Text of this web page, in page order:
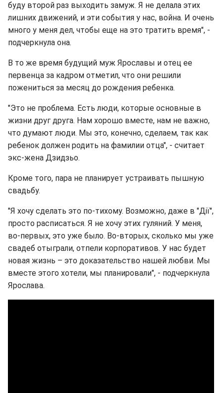
буду второй раз выходить замуж. Я не делала этих
лишних движений, и эти события у нас, война. И очень
много у меня дел, чтобы еще на это тратить время", -
подчеркнула она.
В то же время будущий муж Ярославы и отец ее
первенца за кадром отметил, что они решили
пожениться за месяц до рождения ребенка.
"Это не проблема. Есть люди, которые основные в
жизни друг друга. Нам хорошо вместе, нам не важно,
что думают люди. Мы это, конечно, сделаем, так как
ребенок должен родить на фамилии отца", - считает
экс-жена Дзидзьо.
Кроме того, пара не планирует устраивать пышную
свадьбу.
"Я хочу сделать это по-тихому. Возможно, даже в "Дії",
просто расписаться. Я не хочу этих гуляний. У меня,
во-первых, это уже было. Во-вторых, сколько мы уже
свадеб отыграли, отпели корпоративов. У нас будет
новая жизнь – это доказательство нашей любви. Мы
вместе этого хотели, мы планировали", - подчеркнула
Ярослава.